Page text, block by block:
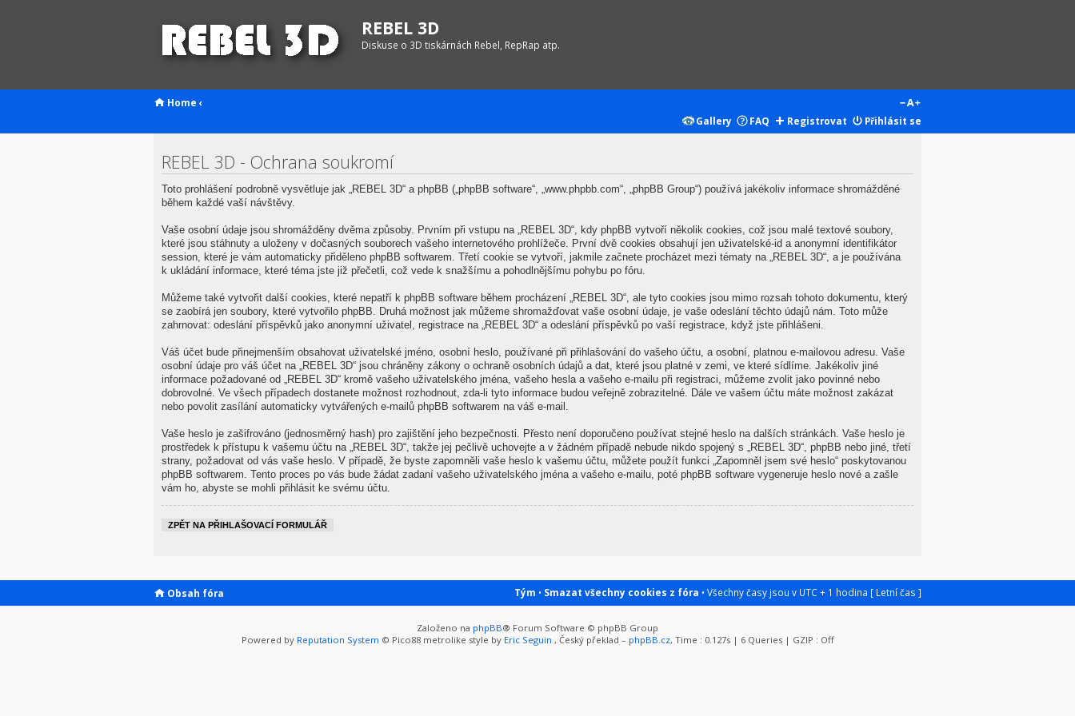
REBEL 3D
Diskuse o 3D tiskárnách Rebel, RepRap atp.
Home ‹
Gallery
FAQ Registrovat Přihlásit se
REBEL 3D - Ochrana soukromí
Toto prohlášení podrobně vysvětluje jak „REBEL 3D“ a phpBB („phpBB software“, „www.phpbb.com“, „phpBB Group“) používá jakékoliv informace shromážděné
během každé vaší návštěvy.
Vaše osobní údaje jsou shromážděny dvěma způsoby. Prvním při vstupu na „REBEL 3D“, kdy phpBB vytvoří několik cookies, což jsou malé textové soubory,
které jsou stáhnuty a uloženy v dočasných souborech vašeho internetového prohlížeče. První dvě cookies obsahují jen uživatelské-id a anonymní identifikátor
session, které je vám automaticky přiděleno phpBB softwarem. Třetí cookie se vytvoří, jakmile začnete procházet mezi tématy na „REBEL 3D“, a je používána
k ukládání informace, které téma jste již přečetli, což vede k snažšímu a pohodlnějšímu pohybu po fóru.
Můžeme také vytvořit další cookies, které nepatří k phpBB software během procházení „REBEL 3D“, ale tyto cookies jsou mimo rozsah tohoto dokumentu, který
se zaobírá jen soubory, které vytvořilo phpBB. Druhá možnost jak můžeme shromažďovat vaše osobní údaje, je vaše odeslání těchto údajů nám. Toto může
zahrnovat: odeslání příspěvků jako anonymní uživatel, registrace na „REBEL 3D“ a odeslání příspěvků po vaší registrace, když jste přihlášeni.
Váš účet bude přinejmenším obsahovat uživatelské jméno, osobní heslo, používané při přihlašování do vašeho účtu, a osobní, platnou e-mailovou adresu. Vaše
osobní údaje pro váš účet na „REBEL 3D“ jsou chráněny zákony o ochraně osobních údajů a dat, které jsou platné v zemi, ve které sídlíme. Jakékoliv jiné
informace požadované od „REBEL 3D“ kromě vašeho uživatelského jména, vašeho hesla a vašeho e-mailu při registraci, můžeme zvolit jako povinné nebo
dobrovolné. Ve všech případech dostanete možnost rozhodnout, zda-li tyto informace budou veřejně zobrazitelné. Dále ve vašem účtu máte možnost zakázat
nebo povolit zasílání automaticky vytvářených e-mailů phpBB softwarem na váš e-mail.
Vaše heslo je zašifrováno (jednosměrný hash) pro zajištění jeho bezpečnosti. Přesto není doporučeno používat stejné heslo na dalších stránkách. Vaše heslo je
prostředek k přístupu k vašemu účtu na „REBEL 3D“, takže jej pečlivě uchovejte a v žádném případě nebude nikdo spojený s „REBEL 3D“, phpBB nebo jiné, třetí
strany, požadovat od vás vaše heslo. V případě, že byste zapomněli vaše heslo k vašemu účtu, můžete použít funkci „Zapomněl jsem své heslo“ poskytovanou
phpBB softwarem. Tento proces po vás bude žádat zadaní vašeho uživatelského jména a vašeho e-mailu, poté phpBB software vygeneruje heslo nové a zašle
vám ho, abyste se mohli přihlásit ke svému účtu.
ZPĚT NA PŘIHLAŠOVACÍ FORMULÁŘ
Obsah fóra Tým • Smazat všechny cookies z fóra • Všechny časy jsou v UTC + 1 hodina [ Letní čas ]
Založeno na phpBB® Forum Software © phpBB Group
Powered by Reputation System © Pico88 metrolike style by Eric Seguin , Český překlad – phpBB.cz, Time : 0.127s | 6 Queries | GZIP : Off